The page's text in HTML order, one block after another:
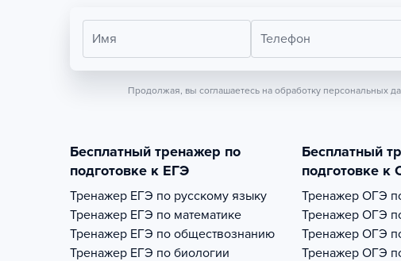
Имя Телефон
Продолжая, вы соглашаетесь на обработку персональных
Бесплатный тренажер по
подготовке к ЕГЭ
Тренажер ЕГЭ по русскому языку
Тренажер ЕГЭ по математике
Тренажер ЕГЭ по обществознанию
Тренажер ЕГЭ по биологии
Бесплатный
подготовке к
Тренажер ОГЭ
Тренажер ОГЭ
Тренажер ОГЭ
Тренажер ОГЭ